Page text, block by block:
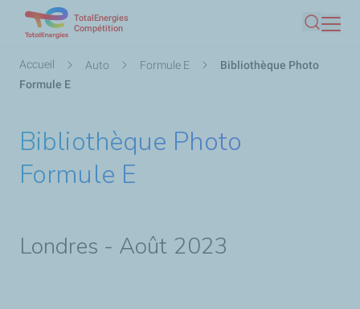
contenu
TotalEnergies
Compétition
Fil
d'Ariane
Accueil Auto Formule E
Bibliothèque Photo
Formule E
Bibliothèque Photo
Formule E
Londres - Août 2023